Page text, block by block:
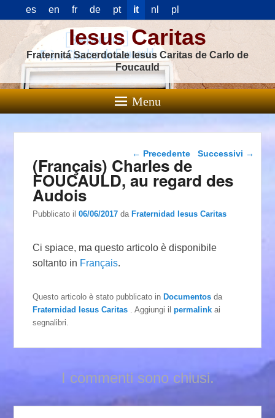
es en fr de pt it nl pl
Iesus Caritas
Fraternitá Sacerdotale Iesus Caritas de Carlo de
Foucauld
Menu
Navigazione articolo
← Precedente Successivi →
(Français) Charles de
FOUCAULD, au regard des
Audois
Pubblicato il06/06/2017 daFraternidad Iesus Caritas
Ci spiace, ma questo articolo è disponibile
soltanto in Français.
Questo articolo è stato pubblicato inDocumentos da
Fraternidad Iesus Caritas
. Aggiungi ilpermalink ai
segnalibri.
I commenti sono chiusi.